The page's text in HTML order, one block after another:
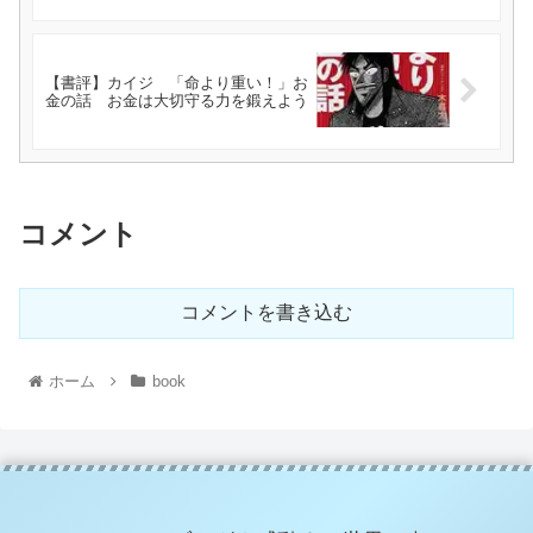
【書評】カイジ 「命より重い！」お
金の話 お金は大切守る力を鍛えよう
コメント
コメントを書き込む
ホーム book